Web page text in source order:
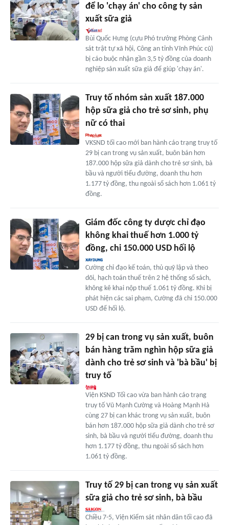
để lo 'chạy án' cho công ty sản
xuất sữa giả
Bùi Quốc Hưng (cựu Phó trưởng Phòng Cảnh
sát trật tự xã hội, Công an tỉnh Vĩnh Phúc cũ)
bị cáo buộc nhận gần 3,5 tỷ đồng của doanh
nghiệp sản xuất sữa giả để giúp 'chạy án'.
Truy tố nhóm sản xuất 187.000
hộp sữa giả cho trẻ sơ sinh, phụ
nữ có thai
VKSND tối cao mới ban hành cáo trạng truy tố
29 bị can trong vụ sản xuất, buôn bán hơn
187.000 hộp sữa giả dành cho trẻ sơ sinh, bà
bầu và người tiểu đường, doanh thu hơn
1.177 tỷ đồng, thu ngoài sổ sách hơn 1.061 tỷ
đồng.
Giám đốc công ty dược chỉ đạo
không khai thuế hơn 1.000 tỷ
đồng, chi 150.000 USD hối lộ
Cường chỉ đạo kế toán, thủ quỹ lập và theo
dõi, hạch toán thuế trên 2 hệ thống sổ sách,
không kê khai nộp thuế 1.061 tỷ đồng. Khi bị
phát hiện các sai phạm, Cường đã chi 150.000
USD để hối lộ.
29 bị can trong vụ sản xuất, buôn
bán hàng trăm nghìn hộp sữa giả
dành cho trẻ sơ sinh và 'bà bầu' bị
truy tố
Viện KSND Tối cao vừa ban hành cáo trạng
truy tố Vũ Mạnh Cường và Hoàng Mạnh Hà
cùng 27 bị can khác trong vụ sản xuất, buôn
bán hơn 187.000 hộp sữa giả dành cho trẻ sơ
sinh, bà bầu và người tiểu đường, doanh thu
hơn 1.177 tỷ đồng, thu ngoài sổ sách hơn
1.061 tỷ đồng.
Truy tố 29 bị can trong vụ sản xuất
sữa giả cho trẻ sơ sinh, bà bầu
Chiều 7-5, Viện Kiểm sát nhân dân tối cao đã